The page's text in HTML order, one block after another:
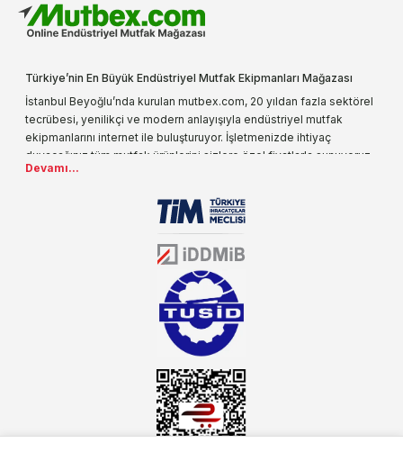
Türkiye’nin En Büyük Endüstriyel Mutfak Ekipmanları Mağazası
İstanbul Beyoğlu’nda kurulan mutbex.com, 20 yıldan fazla sektörel
tecrübesi, yenilikçi ve modern anlayışıyla endüstriyel mutfak
ekipmanlarını internet ile buluşturuyor. İşletmenizde ihtiyaç
duyacağınız tüm mutfak ürünlerini sizlere özel fiyatlarla sunuyoruz.
Endüstriyel mutfak malzemesi deyince akla gelen ilk adreslerden
sektörün farklı alanlarında da faliyet gösteren mutbex.com,
Öztiryakiler resmi bayisidir. Öztiryakiler ürünleri üzerinde büyük bir
donanıma sahip ekibi ile müşterilerine koşulsuz destek sunan
mutbex.com ile endüstriyel mutfak malzemeleri konusunda
alacağınız hizmet standartların her zaman üstünde olacaktır.
Devamı...